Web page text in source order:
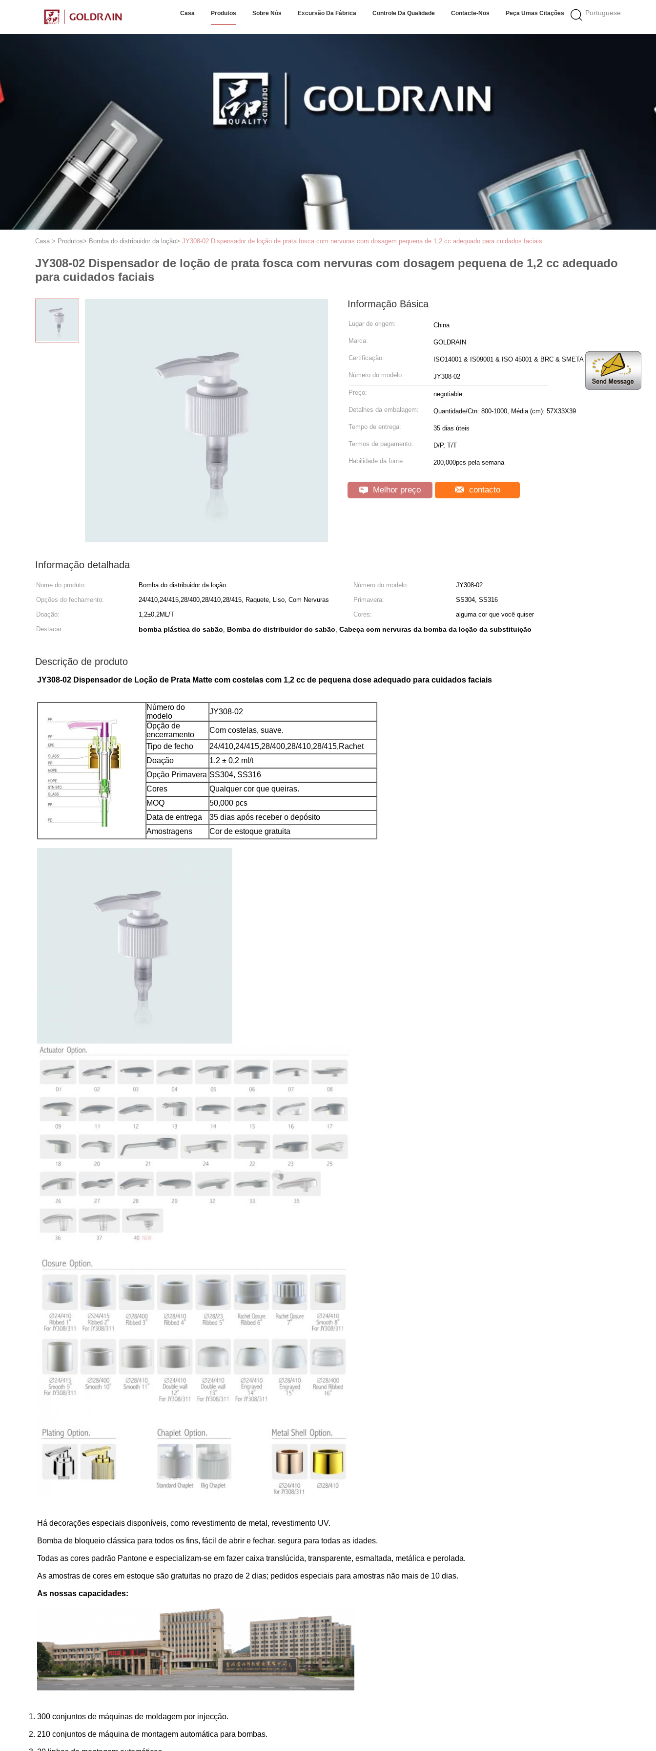
Portuguese
Casa Produtos Sobre Nós Excursão Da Fábrica Controle Da Qualidade Contacte-Nos Peça Umas Citações
Casa > Produtos> Bomba do distribuidor da loção> JY308-02 Dispensador de loção de prata fosca com nervuras com dosagem pequena de 1,2 cc adequado para cuidados faciais
JY308-02 Dispensador de loção de prata fosca com nervuras com dosagem pequena de 1,2 cc adequado
para cuidados faciais
Informação Básica
Lugar de origem: China
Marca: GOLDRAIN
Certificação: ISO14001 & IS09001 & ISO 45001 & BRC & SMETA 6.1
Número do modelo: JY308-02
Preço: negotiable
Detalhes da embalagem: Quantidade/Ctn: 800-1000, Média (cm): 57X33X39
Tempo de entrega: 35 dias úteis
Termos de pagamento: D/P, T/T
Habilidade da fonte: 200,000pcs pela semana
Melhor preço contacto
Informação detalhada
Nome do produto: Bomba do distribuidor da loção Número do modelo:
JY308-02
Opções do fechamento:
24/410,24/415,28/400,28/410,28/415, Raquete, Liso, Com Nervuras Primavera:
SS304, SS316
Doação:
1,2±0,2ML/T Cores:
alguma cor que você quiser
Destacar:
bomba plástica do sabão, Bomba do distribuidor do sabão, Cabeça com nervuras da bomba da loção da substituição
Descrição de produto
JY308-02 Dispensador de Loção de Prata Matte com costelas com 1,2 cc de pequena dose adequado para cuidados faciais
Número do
modelo
JY308-02
Opção de
encerramento
Com costelas, suave.
Tipo de fecho
24/410,24/415,28/400,28/410,28/415,Rachet
Doação
1.2 ± 0,2 ml/t
Opção Primavera SS304, SS316
Cores
Qualquer cor que queiras.
MOQ
50,000 pcs
Data de entrega
35 dias após receber o depósito
Amostragens
Cor de estoque gratuita
Há decorações especiais disponíveis, como revestimento de metal, revestimento UV.
Bomba de bloqueio clássica para todos os fins, fácil de abrir e fechar, segura para todas as idades.
Todas as cores padrão Pantone e especializam-se em fazer caixa translúcida, transparente, esmaltada, metálica e perolada.
As amostras de cores em estoque são gratuitas no prazo de 2 dias; pedidos especiais para amostras não mais de 10 dias.
As nossas capacidades:
300 conjuntos de máquinas de moldagem por injecção.
210 conjuntos de máquina de montagem automática para bombas.